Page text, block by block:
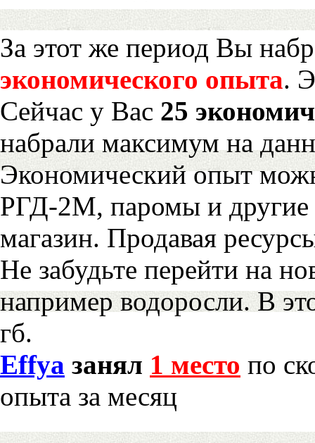
За этот же период Вы
экономического опыта.
Сейчас у Вас 25
набрали максимум на
Экономический опыт
РГД-2М, паромы и другие
магазин. Продавая
Не забудьте перейти на
например водоросли. В
гб.
Effya занял 1 место по
опыта за месяц